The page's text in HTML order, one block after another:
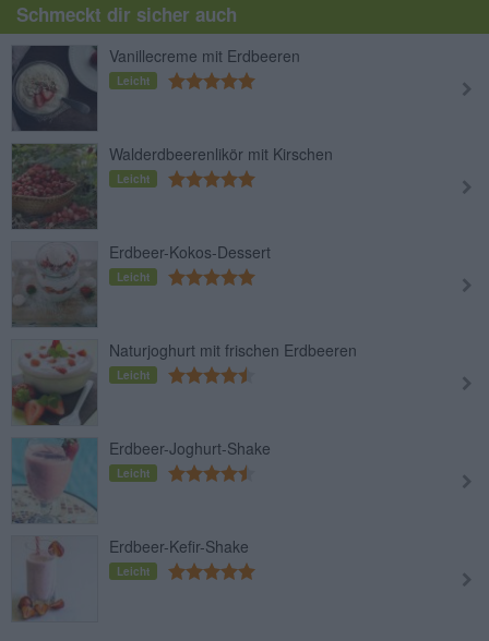
Schmeckt dir sicher auch
Vanillecreme mit Erdbeeren
Leicht
Walderdbeerenlikör mit Kirschen
Leicht
Erdbeer-Kokos-Dessert
Leicht
Naturjoghurt mit frischen Erdbeeren
Leicht
Erdbeer-Joghurt-Shake
Leicht
Erdbeer-Kefir-Shake
Leicht